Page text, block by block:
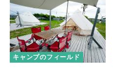
キャンプのフィールド